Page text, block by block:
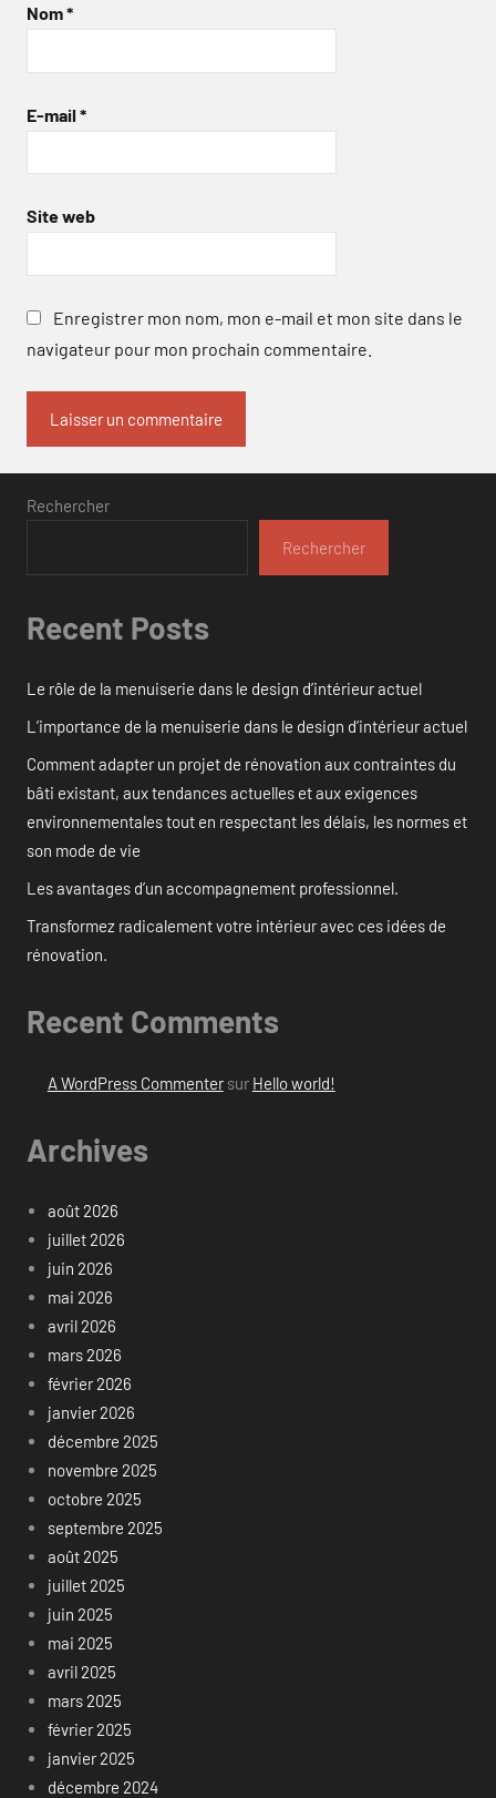
Nom*
E-mail *
Site web
Enregistrer mon nom, mon e-mail et mon site dans le
navigateur pour mon prochain commentaire.
Rechercher
Rechercher
Recent Posts
Le rôle de la menuiserie dans le design d’intérieur actuel
L’importance de la menuiserie dans le design d’intérieur actuel
Comment adapter un projet de rénovation aux contraintes du
bâti existant, aux tendances actuelles et aux exigences
environnementales tout en respectant les délais, les normes et
son mode de vie
Les avantages d’un accompagnement professionnel.
Transformez radicalement votre intérieur avec ces idées de
rénovation.
Recent Comments
A WordPress Commentersur Hello world!
Archives
août 2026
juillet 2026
juin 2026
mai 2026
avril 2026
mars 2026
février 2026
janvier 2026
décembre 2025
novembre 2025
octobre 2025
septembre 2025
août 2025
juillet 2025
juin 2025
mai 2025
avril 2025
mars 2025
février 2025
janvier 2025
décembre 2024